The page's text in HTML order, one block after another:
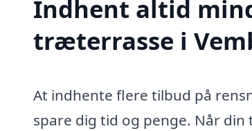
Indhent altid
træterrasse i
At indhente flere tilbud på
spare dig tid og penge. Når